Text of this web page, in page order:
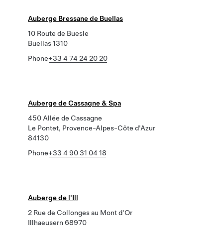
Auberge Bressane de Buellas
10 Route de Buesle
Buellas 1310
Phone+33 4 74 24 20 20
Auberge de Cassagne & Spa
450 Allée de Cassagne
Le Pontet, Provence-Alpes-Côte d'Azur
84130
Phone+33 4 90 31 04 18
Auberge de l'Ill
2 Rue de Collonges au Mont d'Or
Illhaeusern 68970